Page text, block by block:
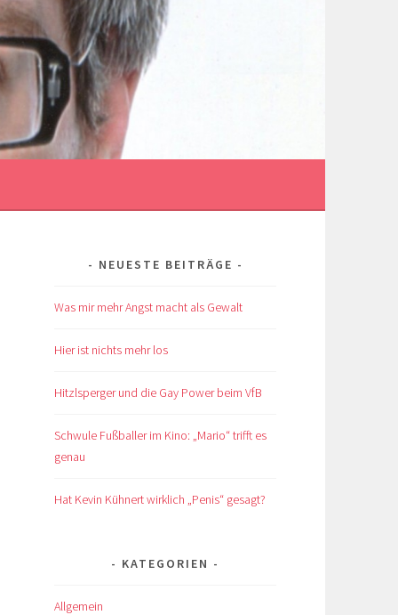
NEUESTE BEITRÄGE
Was mir mehr Angst macht als Gewalt
Hier ist nichts mehr los
Hitzlsperger und die Gay Power beim VfB
Schwule Fußballer im Kino: „Mario“ trifft es
genau
Hat Kevin Kühnert wirklich „Penis“ gesagt?
KATEGORIEN
Allgemein